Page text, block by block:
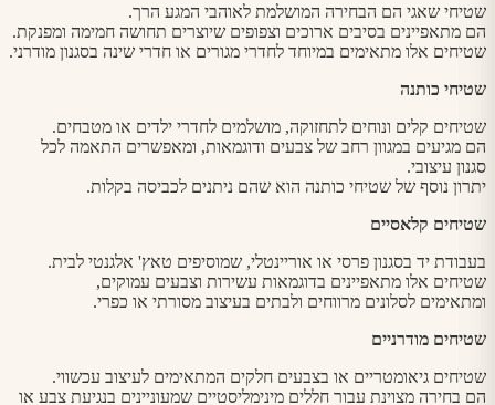
שטיחי שאגי הם הבחירה המושלמת לאוהבי המגע הרך.
הם מתאפיינים בסיבים ארוכים וצפופים שיוצרים תחושה חמימה ומפנקת.
שטיחים אלו מתאימים במיוחד לחדרי מגורים או חדרי שינה בסגנון מודרני.
שטיחי כותנה
שטיחים קלים ונוחים לתחזוקה, מושלמים לחדרי ילדים או מטבחים.
הם מגיעים במגוון רחב של צבעים ודוגמאות, ומאפשרים התאמה לכל
סגנון עיצובי.
יתרון נוסף של שטיחי כותנה הוא שהם ניתנים לכביסה בקלות.
שטיחים קלאסיים
בעבודת יד בסגנון פרסי או אוריינטלי, שמוסיפים טאץ' אלגנטי לבית.
שטיחים אלו מתאפיינים בדוגמאות עשירות וצבעים עמוקים,
ומתאימים לסלונים מרווחים ולבתים בעיצוב מסורתי או כפרי.
שטיחים מודרניים
שטיחים גיאומטריים או בצבעים חלקים המתאימים לעיצוב עכשווי.
הם בחירה מצוינת עבור חללים מינימליסטיים שמעוניינים בנגיעת צבע או